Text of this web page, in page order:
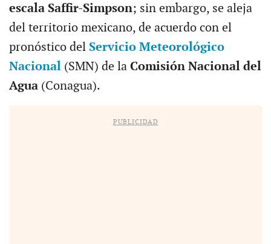
escala Saffir-Simpson; sin embargo, se aleja
del territorio mexicano, de acuerdo con el
pronóstico del Servicio Meteorológico
Nacional(SMN) de la Comisión Nacional del
Agua(Conagua).
PUBLICIDAD